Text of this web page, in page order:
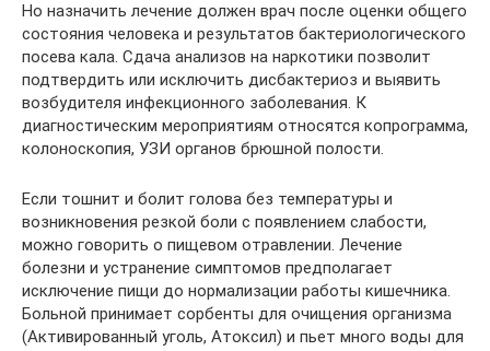
Но назначить лечение должен врач после оценки общего
состояния человека и результатов бактериологического
посева кала. Сдача анализов на наркотики позволит
подтвердить или исключить дисбактериоз и выявить
возбудителя инфекционного заболевания. К
диагностическим мероприятиям относятся копрограмма,
колоноскопия, УЗИ органов брюшной полости.
Если тошнит и болит голова без температуры и
возникновения резкой боли с появлением слабости,
можно говорить о пищевом отравлении. Лечение
болезни и устранение симптомов предполагает
исключение пищи до нормализации работы кишечника.
Больной принимает сорбенты для очищения организма
(Активированный уголь, Атоксил) и пьет много воды для